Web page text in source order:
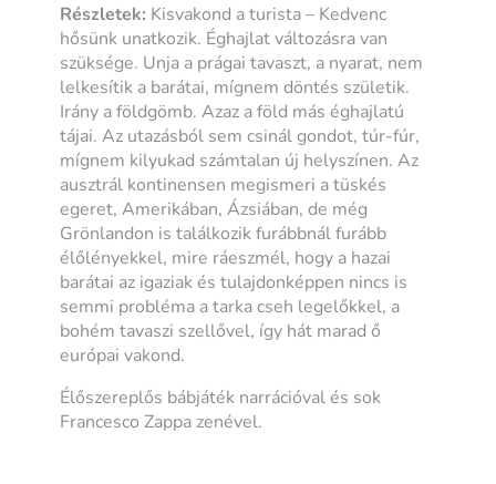
Részletek: Kisvakond a turista – Kedvenc
hősünk unatkozik. Éghajlat változásra van
szüksége. Unja a prágai tavaszt, a nyarat, nem
lelkesítik a barátai, mígnem döntés születik.
Irány a földgömb. Azaz a föld más éghajlatú
tájai. Az utazásból sem csinál gondot, túr-fúr,
mígnem kilyukad számtalan új helyszínen. Az
ausztrál kontinensen megismeri a tüskés
egeret, Amerikában, Ázsiában, de még
Grönlandon is találkozik furábbnál furább
élőlényekkel, mire ráeszmél, hogy a hazai
barátai az igaziak és tulajdonképpen nincs is
semmi probléma a tarka cseh legelőkkel, a
bohém tavaszi szellővel, így hát marad ő
európai vakond.
Élőszereplős bábjáték narrációval és sok
Francesco Zappa zenével.